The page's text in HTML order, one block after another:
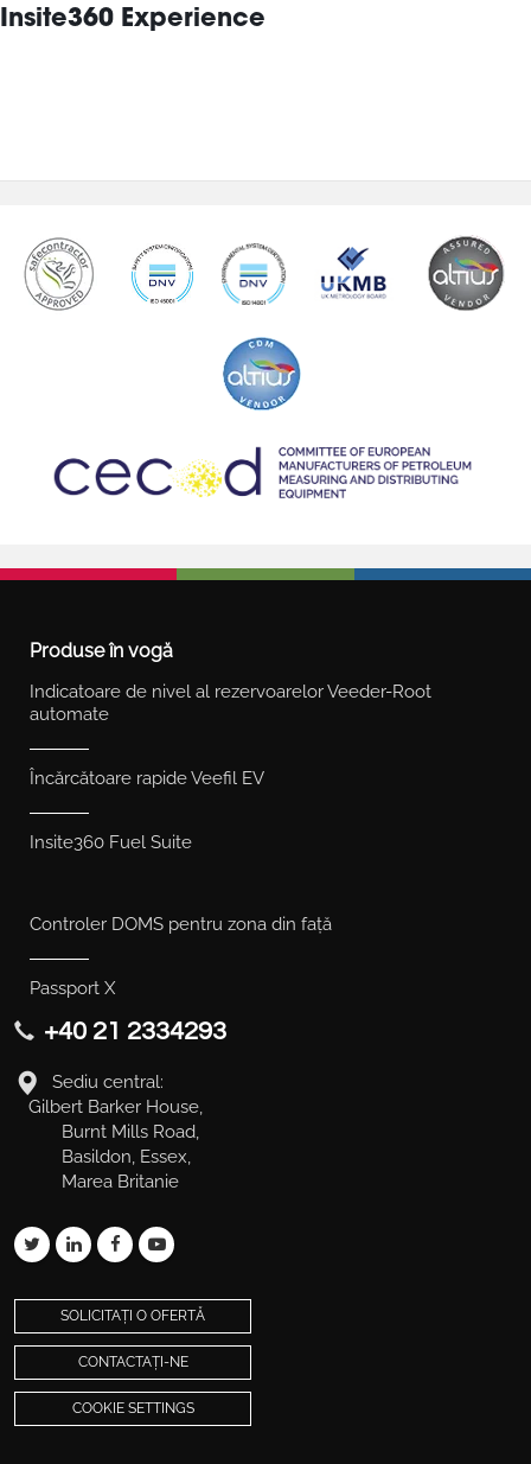
Insite360 Experience
Produse în vogă
Indicatoare de nivel al rezervoarelor Veeder-Root
automate
Încărcătoare rapide Veefil EV
Insite360 Fuel Suite
Controler DOMS pentru zona din față
Passport X
+40 21 2334293
Sediu central:
Gilbert Barker House,
Burnt Mills Road,
Basildon, Essex,
Marea Britanie
SOLICITAȚI O OFERTĂ
CONTACTAȚI-NE
COOKIE SETTINGS